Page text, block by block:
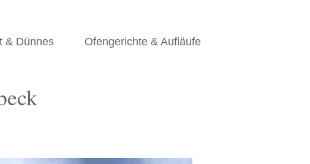
& Dünnes Ofengerichte & Aufläufe